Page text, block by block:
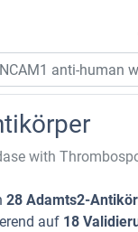
with
28 Adamts2-
auf 18